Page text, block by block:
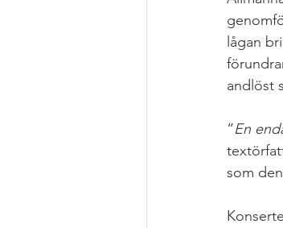
lågan
andlöst
“En
som